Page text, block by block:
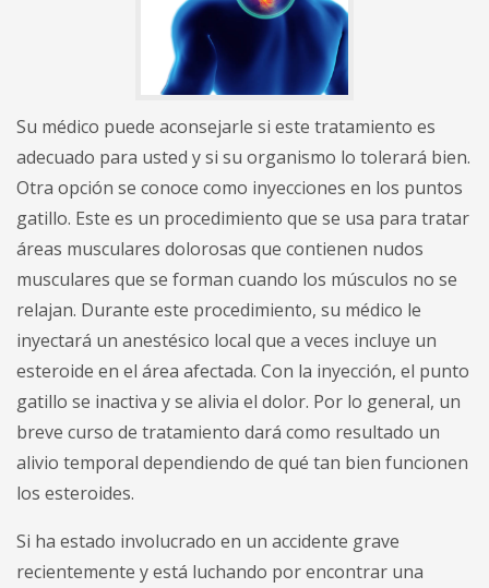
Su médico puede aconsejarle si este tratamiento es
adecuado para usted y si su organismo lo tolerará bien.
Otra opción se conoce como inyecciones en los puntos
gatillo. Este es un procedimiento que se usa para tratar
áreas musculares dolorosas que contienen nudos
musculares que se forman cuando los músculos no se
relajan. Durante este procedimiento, su médico le
inyectará un anestésico local que a veces incluye un
esteroide en el área afectada. Con la inyección, el punto
gatillo se inactiva y se alivia el dolor. Por lo general, un
breve curso de tratamiento dará como resultado un
alivio temporal dependiendo de qué tan bien funcionen
los esteroides.
Si ha estado involucrado en un accidente grave
recientemente y está luchando por encontrar una